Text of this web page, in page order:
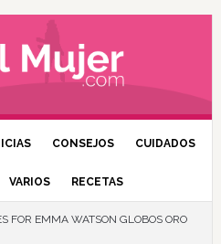
CONSEJOS CUIDADOS
VARIOS RECETAS
FOR EMMA WATSON GLOBOS ORO